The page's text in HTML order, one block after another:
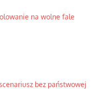
na wolne fale
bez państwowej